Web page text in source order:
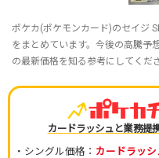
ポケカ(ポケモンカード)のセイジ
をまとめています。今後の高騰予
の最新価格を知る参考にしてくだ
カードラッシュと業務提
・シングル価格： カードラッシ